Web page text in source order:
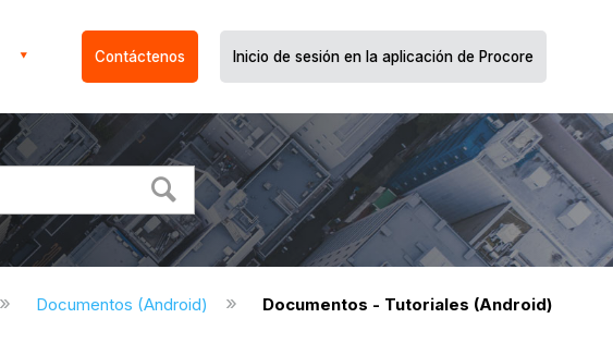
Contáctenos Inicio de sesión en la aplicación de Procore
Documentos (Android) Documentos - Tutoriales (Android)